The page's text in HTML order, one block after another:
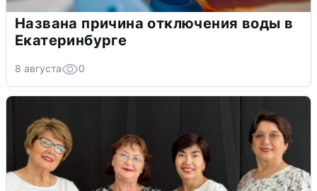
Названа причина отключения воды в
Екатеринбурге
8 августа 0